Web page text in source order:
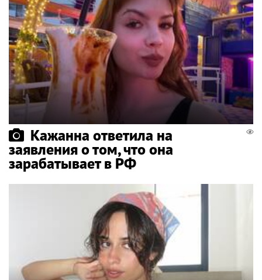
Кажанна ответила на
заявления о том, что она
зарабатывает в РФ